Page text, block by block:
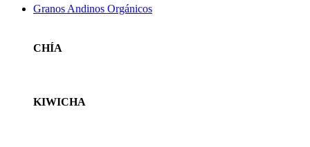
Granos Andinos Orgánicos
CHÍA
KIWICHA